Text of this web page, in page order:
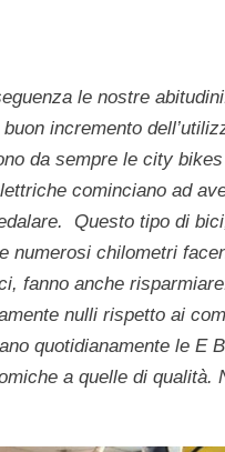
le nostre
incremento
da sempre le city
cominciano ad
Questo tipo di
numerosi chilometri
fanno anche
nulli rispetto ai
quotidianamente le E
a quelle di qualità.